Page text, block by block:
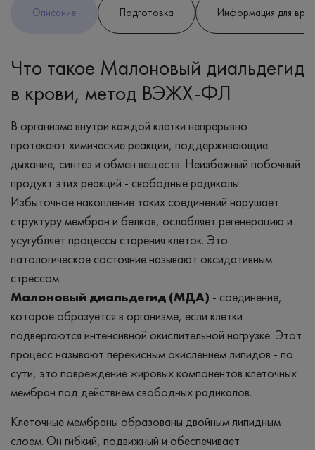
Описание Подготовка Информация для
Что такое Малоновый диальдегид
в крови, метод ВЭЖХ-ФЛ
В организме внутри каждой клетки непрерывно
протекают химические реакции, поддерживающие
дыхание, синтез и обмен веществ. Неизбежный побочный
продукт этих реакций - свободные радикалы.
Избыточное накопление таких соединений нарушает
структуру мембран и белков, ослабляет регенерацию и
усугубляет процессы старения клеток. Это
патологическое состояние называют оксидативным
стрессом.
Малоновый диальдегид (МДА) - соединение,
которое образуется в организме, если клетки
подвергаются интенсивной окислительной нагрузке. Этот
процесс называют перекисным окислением липидов - по
сути, это повреждение жировых компонентов клеточных
мембран под действием свободных радикалов.
Клеточные мембраны образованы двойным липидным
слоем. Он гибкий, подвижный и обеспечивает